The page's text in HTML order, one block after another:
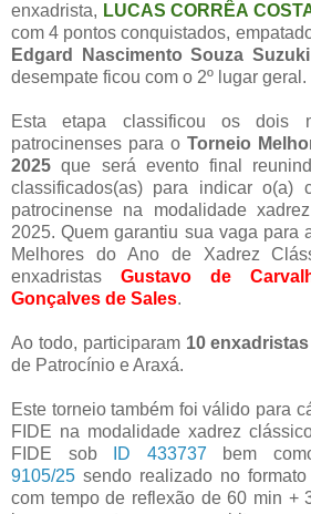
enxadrista, LUCAS CORRÊA
com 4 pontos conquistados,
Edgard Nascimento Souza Suzuki
desempate ficou com o 2º lugar geral.
Esta etapa classificou os dois
patrocinenses para o Torneio
2025 que será evento final
classificados(as) para indicar o(a)
patrocinense na modalidade
2025. Quem garantiu sua vaga para
Melhores do Ano de Xadrez
enxadristas Gustavo de
Gonçalves de Sales.
Ao todo, participaram 10 enxadristas
de Patrocínio e Araxá.
Este torneio também foi válido para
FIDE na modalidade xadrez
FIDE sob
ID 433737 bem
9105/25 sendo realizado no
com tempo de reflexão de 60 min +